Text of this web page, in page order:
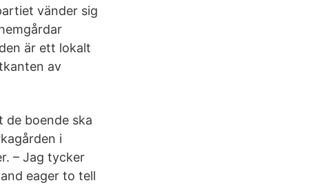
vänder sig
är ett lokalt
av
de boende ska
i
– Jag tycker
eager to tell